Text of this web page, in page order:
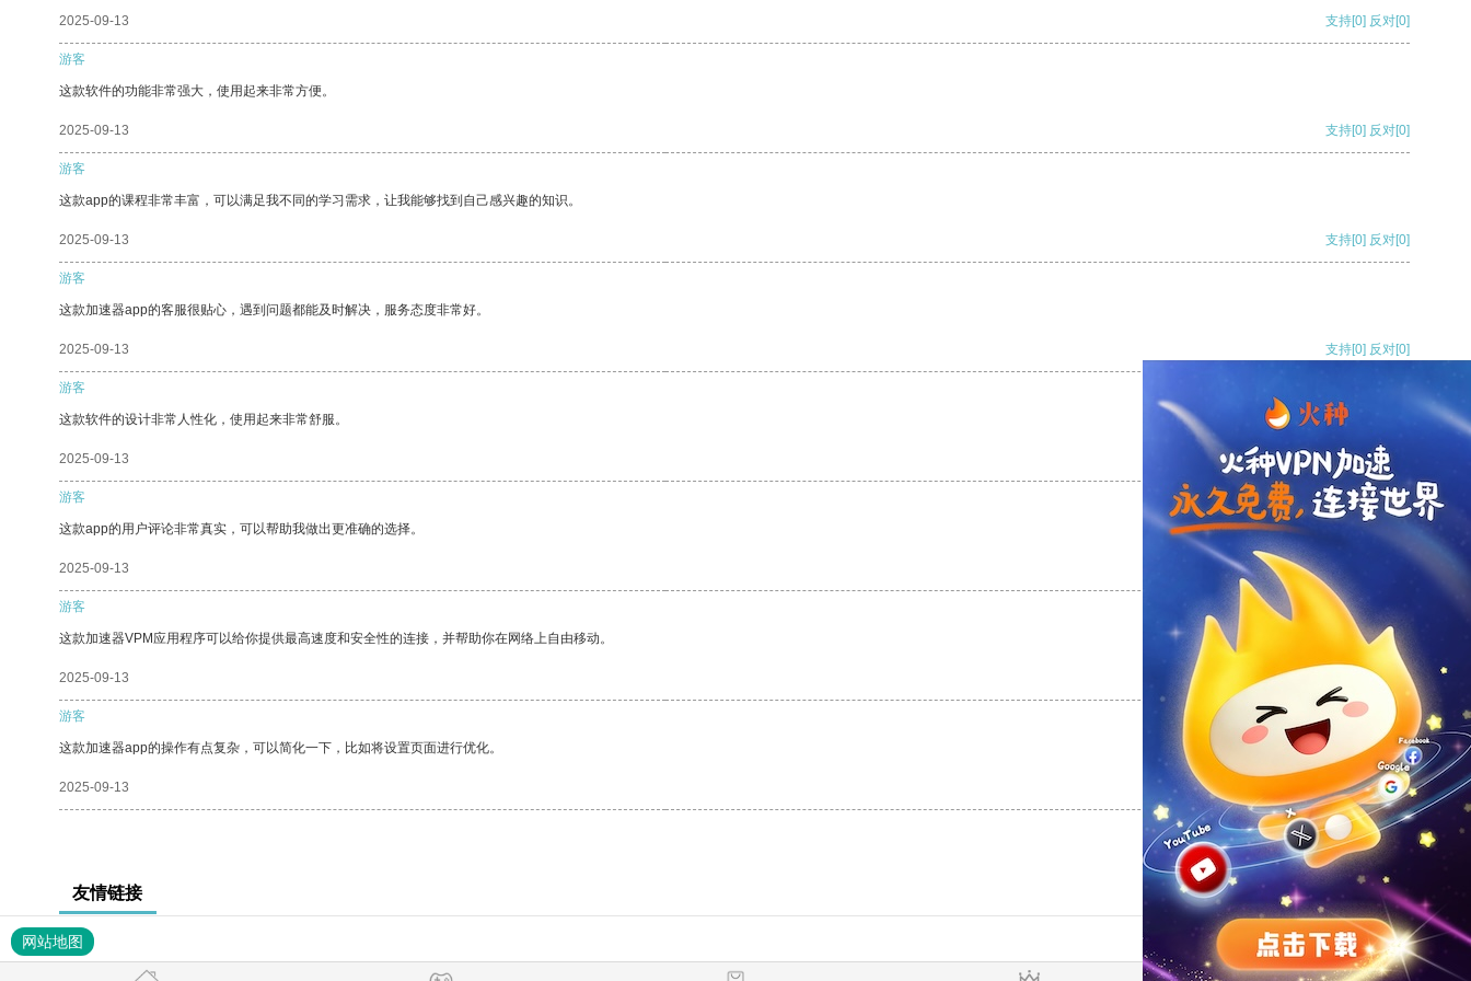
2025-09-13 支持[0] 反对[0]
游客
这款软件的功能非常强大，使用起来非常方便。
2025-09-13 支持[0] 反对[0]
游客
这款app的课程非常丰富，可以满足我不同的学习需求，让我能够找到自己感兴趣的知识。
2025-09-13 支持[0] 反对[0]
游客
这款加速器app的客服很贴心，遇到问题都能及时解决，服务态度非常好。
2025-09-13 支持[0] 反对[0]
游客
这款软件的设计非常人性化，使用起来非常舒服。
2025-09-13 支持[0] 反对
游客
这款app的用户评论非常真实，可以帮助我做出更准确的选择。
2025-09-13 支持
游客
这款加速器VPM应用程序可以给你提供最高速度和安全性的连接，并帮助你在网络上自由移动。
2025-09-13 反对 [0]
游客
这款加速器app的操作有点复杂，可以简化一下，比如将设置页面进行优化。
2025-09-13 支持[0] 反对[0]
友情链接
网站地图